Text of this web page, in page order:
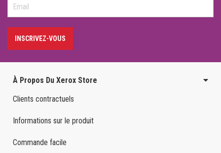
INSCRIVEZ-VOUS
À Propos Du Xerox Store
Clients contractuels
Informations sur le produit
Commande facile